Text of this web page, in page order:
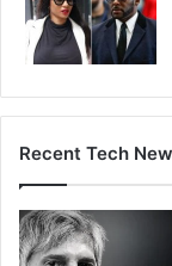
Recent Tech